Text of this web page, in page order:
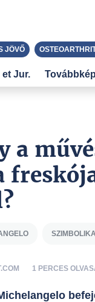
a
SZIMBOLIKA
1 PERCES
JÖVŐ
et Jur.